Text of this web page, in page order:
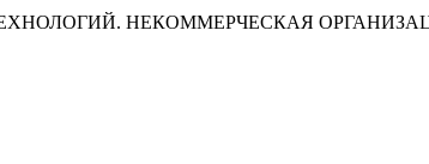
НЕКОММЕРЧЕСКАЯ